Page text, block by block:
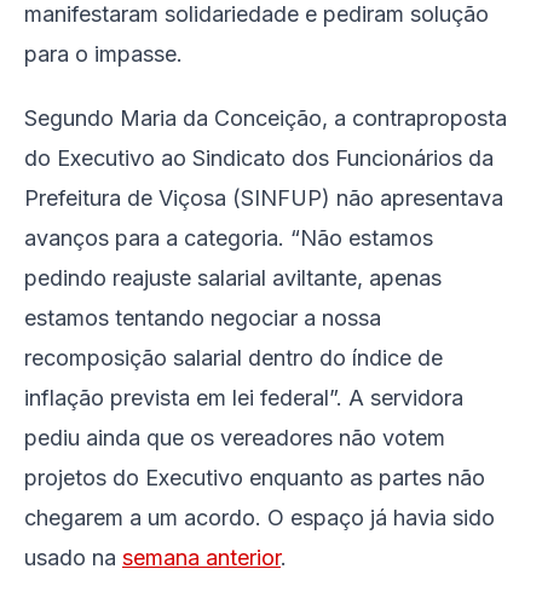
manifestaram solidariedade e pediram solução
para o impasse.
Segundo Maria da Conceição, a contraproposta
do Executivo ao Sindicato dos Funcionários da
Prefeitura de Viçosa (SINFUP) não apresentava
avanços para a categoria. “Não estamos
pedindo reajuste salarial aviltante, apenas
estamos tentando negociar a nossa
recomposição salarial dentro do índice de
inflação prevista em lei federal”. A servidora
pediu ainda que os vereadores não votem
projetos do Executivo enquanto as partes não
chegarem a um acordo. O espaço já havia sido
usado na semana anterior.